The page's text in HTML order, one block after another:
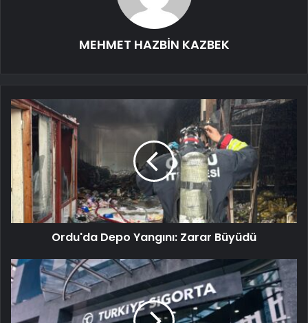
MEHMET HAZBİN KAZBEK
Ordu'da Depo Yangını: Zarar Büyüdü